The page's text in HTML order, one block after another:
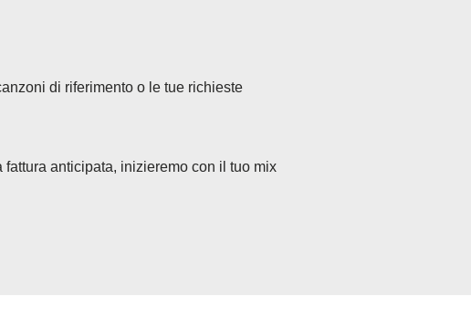
di riferimento o le tue richieste
anticipata, inizieremo con il tuo mix